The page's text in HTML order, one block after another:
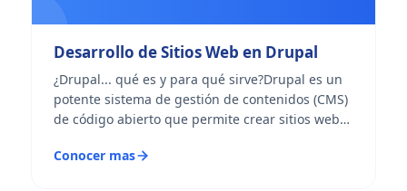
Desarrollo de Sitios Web en Drupal
¿Drupal... qué es y para qué sirve?Drupal es un
potente sistema de gestión de contenidos (CMS)
de código abierto que permite crear sitios web
diferencia de...
Conocer mas